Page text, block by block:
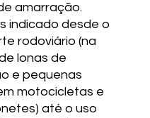
amarração.
indicado desde o
rodoviário (na
lonas de
e pequenas
motocicletas e
até o uso